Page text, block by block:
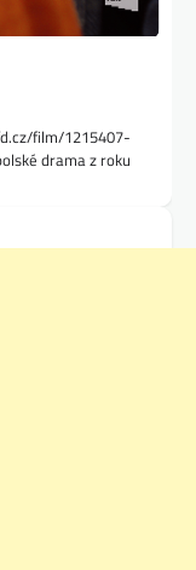
film/1215407-
drama z roku